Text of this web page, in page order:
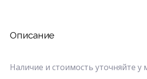
Описание
Наличие и стоимость уточняйте у